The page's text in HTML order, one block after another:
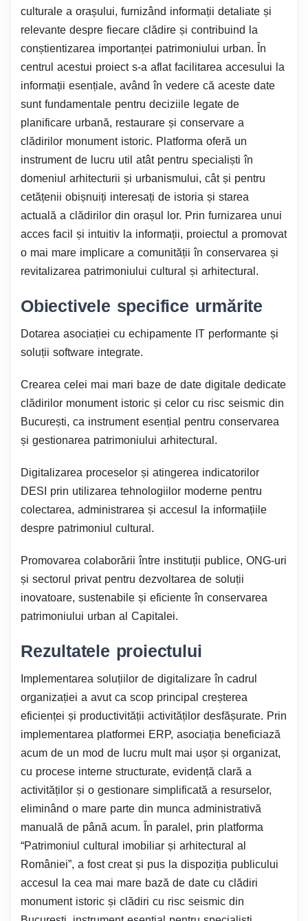
culturale a orașului, furnizând informații detaliate și
relevante despre fiecare clădire și contribuind la
conștientizarea importanței patrimoniului urban. În
centrul acestui proiect s-a aflat facilitarea accesului la
informații esențiale, având în vedere că aceste date
sunt fundamentale pentru deciziile legate de
planificare urbană, restaurare și conservare a
clădirilor monument istoric. Platforma oferă un
instrument de lucru util atât pentru specialiști în
domeniul arhitecturii și urbanismului, cât și pentru
cetățenii obișnuiți interesați de istoria și starea
actuală a clădirilor din orașul lor. Prin furnizarea unui
acces facil și intuitiv la informații, proiectul a promovat
o mai mare implicare a comunității în conservarea și
revitalizarea patrimoniului cultural și arhitectural.
Obiectivele specifice urmărite
Dotarea asociației cu echipamente IT performante și
soluții software integrate.
Crearea celei mai mari baze de date digitale dedicate
clădirilor monument istoric și celor cu risc seismic din
București, ca instrument esențial pentru conservarea
și gestionarea patrimoniului arhitectural.
Digitalizarea proceselor și atingerea indicatorilor
DESI prin utilizarea tehnologiilor moderne pentru
colectarea, administrarea și accesul la informațiile
despre patrimoniul cultural.
Promovarea colaborării între instituții publice, ONG-uri
și sectorul privat pentru dezvoltarea de soluții
inovatoare, sustenabile și eficiente în conservarea
patrimoniului urban al Capitalei.
Rezultatele proiectului
Implementarea soluțiilor de digitalizare în cadrul
organizației a avut ca scop principal creșterea
eficienței și productivității activităților desfășurate. Prin
implementarea platformei ERP, asociația beneficiază
acum de un mod de lucru mult mai ușor și organizat,
cu procese interne structurate, evidență clară a
activităților și o gestionare simplificată a resurselor,
eliminând o mare parte din munca administrativă
manuală de până acum. În paralel, prin platforma
“Patrimoniul cultural imobiliar și arhitectural al
României”, a fost creat și pus la dispoziția publicului
accesul la cea mai mare bază de date cu clădiri
monument istoric și clădiri cu risc seismic din